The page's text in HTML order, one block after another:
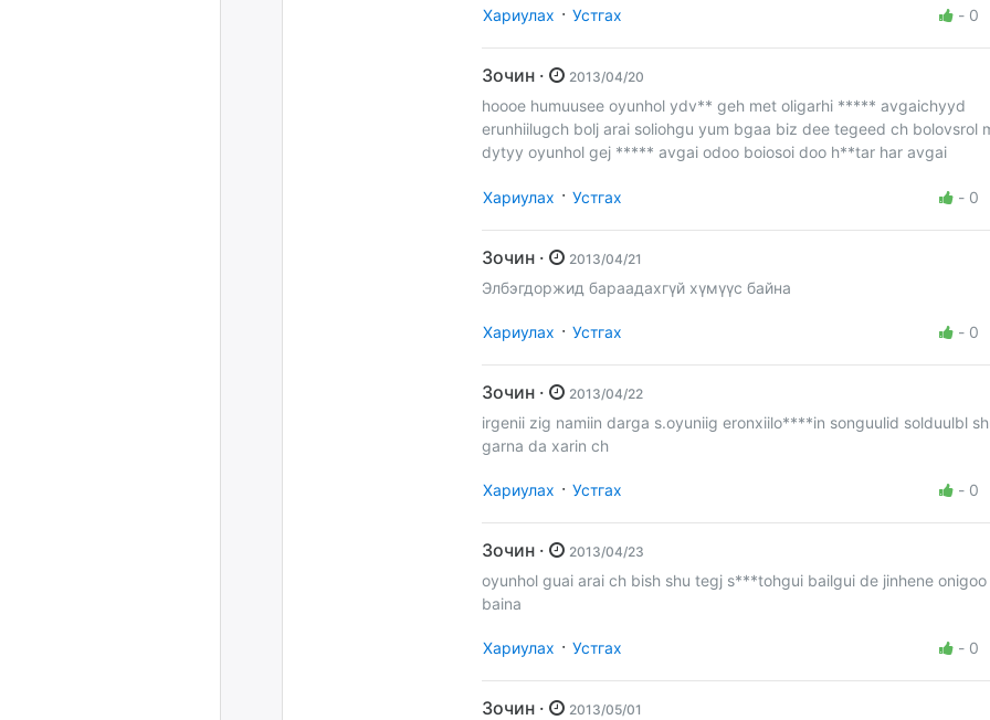
Хариулах · Устгах - 0
Зочин · 2013/04/20
hoooe humuusee oyunhol ydv** geh met oligarhi ***** avgaichyyd
erunhiilugch bolj arai soliohgu yum bgaa biz dee tegeed ch bolovsrol
dytyy oyunhol gej ***** avgai odoo boiosoi doo h**tar har avgai
Хариулах · Устгах - 0
Зочин · 2013/04/21
Элбэгдоржид бараадахгүй хүмүүс байна
Хариулах · Устгах - 0
Зочин · 2013/04/22
irgenii zig namiin darga s.oyuniig eronxiilo****in songuulid solduulbl
garna da xarin ch
Хариулах · Устгах - 0
Зочин · 2013/04/23
oyunhol guai arai ch bish shu tegj s***tohgui bailgui de jinhene
baina
Хариулах · Устгах - 0
Зочин · 2013/05/01